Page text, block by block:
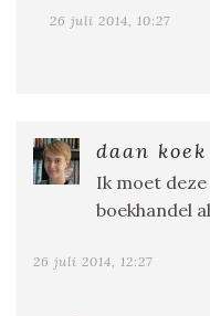
26 juli 2014, 10:27
daan koek
Ik moet
boekhandel
26 juli 2014, 12:27